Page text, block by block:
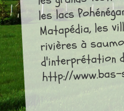
les lacs
Matapédia, les
rivières à
d'interprétation
http://